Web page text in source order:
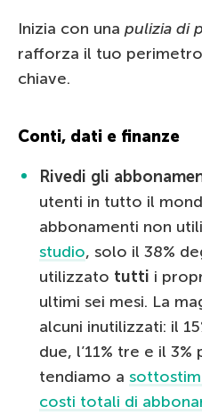
Inizia con una pulizia di
rafforza il tuo
chiave.
Conti, dati e finanze
Rivedi gli
utenti in tutto il
abbonamenti non
studio, solo il 38%
utilizzato tutti i
ultimi sei mesi. La
alcuni inutilizzati: il
due, l’11% tre e il
tendiamo a
costi totali di